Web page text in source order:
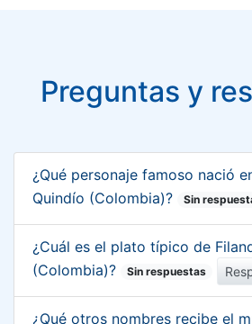
Preguntas y
¿Qué personaje famoso nació
Quindío (Colombia)?
Sin
¿Cuál es el plato típico de
(Colombia)?
Sin respuestas
¿Qué otros nombres recibe el